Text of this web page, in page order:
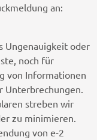
an:
Ungenauigkeit oder
noch für
von Informationen
Unterbrechungen.
streben wir
zu minimieren.
von e-2